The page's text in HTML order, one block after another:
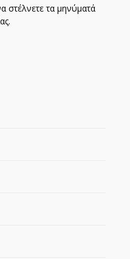
στέλνετε τα μηνύματά